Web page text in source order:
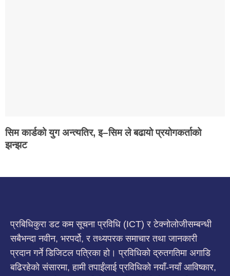
सिम कार्डको युग अन्त्यतिर, इ–सिम ले बढायो प्रयोगकर्ताको
झन्झट
प्रबिधिकुरा डट कम सूचना प्रविधि (ICT) र टेक्नोलोजीसम्बन्धी
सबैभन्दा नवीन, भरपर्दो, र तथ्यपरक समाचार तथा जानकारी
प्रदान गर्ने डिजिटल पत्रिका हो। प्रविधिको द्रुतगतिमा अगाडि
बढिरहेको संसारमा, हामी तपाईंलाई प्रविधिको नयाँ-नयाँ आविष्कार,